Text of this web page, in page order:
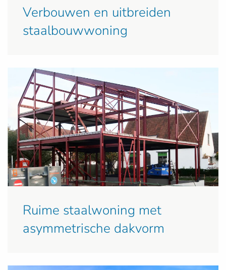
Verbouwen en uitbreiden
staalbouwwoning
Ruime staalwoning met
asymmetrische dakvorm